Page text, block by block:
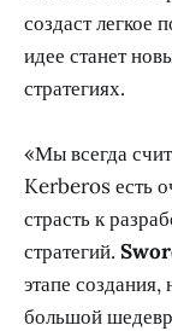
создаст легкое
идее станет
стратегиях.
«Мы всегда
Kerberos есть
страсть к
стратегий.
этапе
большой